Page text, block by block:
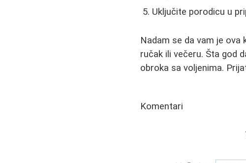
Uključite porodicu u
Nadam se da vam je
ručak ili večeru. Šta god
obroka sa voljenima.
Komentari